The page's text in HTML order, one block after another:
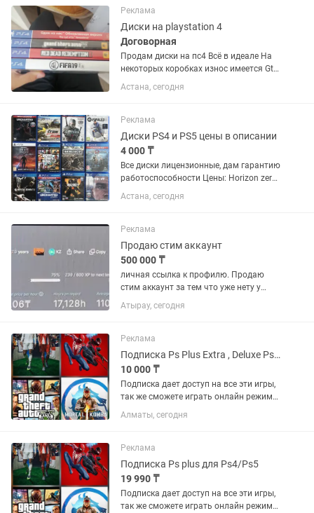
Пользовался исключительно...
Реклама
Диски на playstation 4
Договорная
Продам диски на пс4 Всё в идеале На
некоторых коробках износ имеется Gta
5-9000 Rdr2-11000 Fifa 19-5000 The last
of us 1-8000 Торг Писать на
Астана, сегодня
Реклама
Диски PS4 и PS5 цены в описании
4 000 ₸
Все диски лицензионные, дам гарантию
работоспособности Цены: Horizon zero
dawn -4000 FIFA 21 -6000 FIFA 22 пс5
-7000 FIFA 23 пс5 - 9000 FC 24 пс5 -
duty Black...
Астана, сегодня
Реклама
Продаю стим аккаунт
500 000 ₸
личная ссылка к профилю. Продаю
стим аккаунт за тем что уже нету у
самого тяги и интереса к играм. На
аккаунте числится 198 игр которые
Атырау, сегодня
Реклама
Подписка Ps Plus Extra , Deluxe Ps4/Ps5
10 000 ₸
Подписка дает доступ на все эти игры,
так же сможете играть онлайн режиме.
Хорошо сэкономитьте если купите
подписку. Mortal Kombat 1, Cyberpunk
Morales (2020)...
Алматы, сегодня
Реклама
Подписка Ps plus для Ps4/Ps5
19 990 ₸
Подписка дает доступ на все эти игры,
так же сможете играть онлайн режиме.